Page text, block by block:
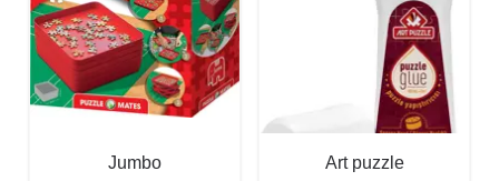
Jumbo Art puzzle